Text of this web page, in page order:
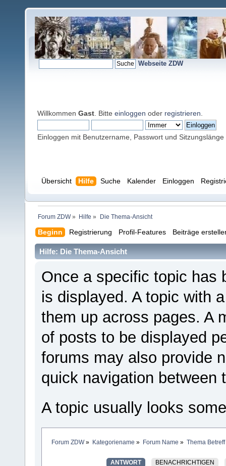
Webseite ZDW
Willkommen Gast . Bitte einloggen oder registrieren
Einloggen mit Benutzername, Passwort und Sitzungslänge
Übersicht Hilfe Suche Kalender Einloggen
Forum ZDW» Hilfe » Die Thema-Ansicht
Beginn Registrierung Profil-Features Beiträge
Hilfe: Die Thema-Ansicht
Once a specific topic has
is displayed. A topic with
them up across pages. A
of posts to be displayed
forums may also provide
quick navigation between
A topic usually looks
Forum ZDW» Kategoriename » Forum Name » Thema Betreff
ANTWORT BENACHRICHTIGEN